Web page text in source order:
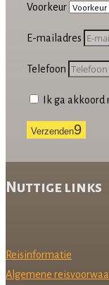
Voorkeur
E-mailadres
Telefoon
Ik ga akkoord
Verzenden
Nuttige links
Reisinformatie
Algemene